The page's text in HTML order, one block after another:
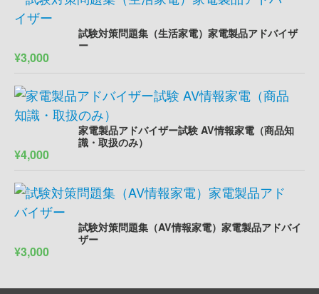
試験対策問題集（生活家電）家電製品アドバイザ
ー
¥3,000
家電製品アドバイザー試験 AV情報家電（商品知
識・取扱のみ）
¥4,000
試験対策問題集（AV情報家電）家電製品アドバイ
ザー
¥3,000